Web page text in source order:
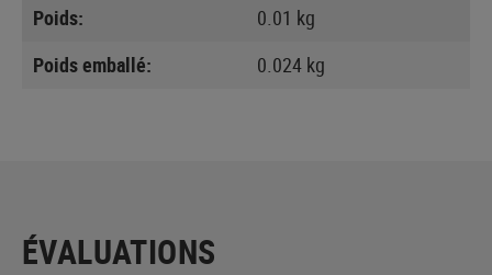
Poids:
0.01 kg
Poids emballé:
0.024 kg
ÉVALUATIONS